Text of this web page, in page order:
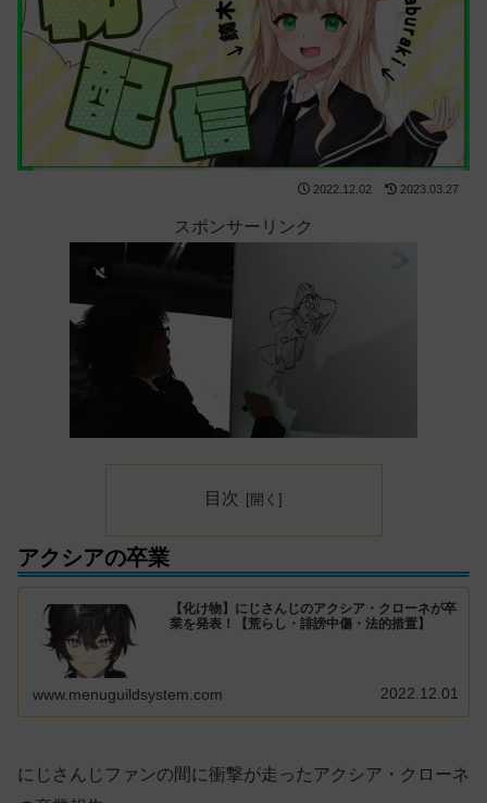
2022.12.02 2023.03.27
スポンサーリンク
目次
アクシアの卒業
【化け物】にじさんじのアクシア・クローネが卒
業を発表！【荒らし・誹謗中傷・法的措置】
www.menuguildsystem.com 2022.12.01
にじさんじファンの間に衝撃が走ったアクシア・クローネ